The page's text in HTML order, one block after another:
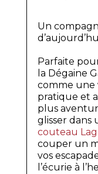
Un
Parfaite
la Dégaine
comme une
pratique et
plus
glisser dans
couteau
couper un
vos
l’écurie à